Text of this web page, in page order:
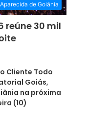
Aparecida de Goiânia
reúne 30 mil
Cliente Todo
Goiás,
na próxima
(10)